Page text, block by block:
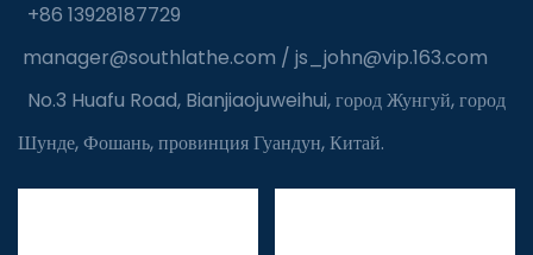
+86 13928187729
manager@southlathe.com / js_john@vip.163.com
No.3 Huafu Road, Bianjiaojuweihui, город Жунгуй, город
Шунде, Фошань, провинция Гуандун, Китай.